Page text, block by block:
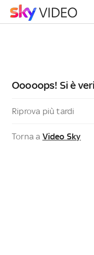
Ooooops! Si è
Riprova più tardi
Torna a Video Sky